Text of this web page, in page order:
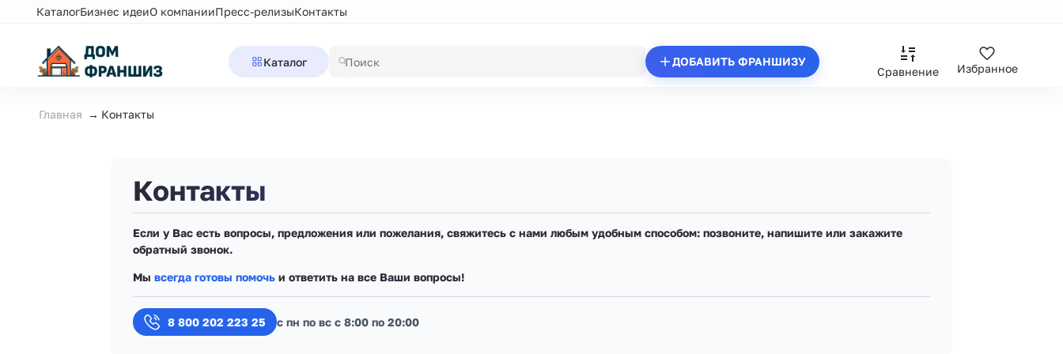
КаталогБизнес идеиО компанииПресс-релизыКонтакты
Каталог ДОБАВИТЬ ФРАНШИЗУ
Сравнение Избранное
Главная Контакты
Контакты
Если у Вас есть вопросы, предложения или пожелания, свяжитесь с нами любым удобным способом: позвоните, напишите или закажите
обратный звонок.
Мы всегда готовы помочь и ответить на все Ваши вопросы!
8 800 202 223 25 с пн по вс с 8:00 по 20:00